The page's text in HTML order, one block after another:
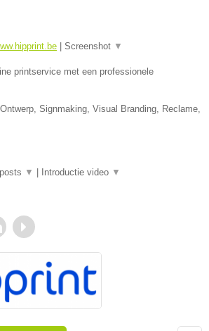
| Screenshot ▼
printservice met een professionele
Signmaking, Visual Branding, Reclame,
▼ | Introductie video ▼